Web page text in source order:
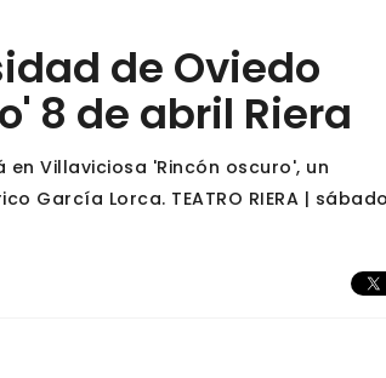
de Oviedo
8 de abril Riera
Villaviciosa 'Rincón oscuro', un
García Lorca. TEATRO RIERA |